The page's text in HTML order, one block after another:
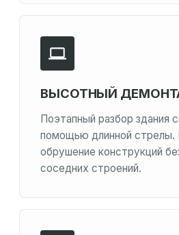
ВЫСОТНЫЙ
Поэтапный разбор здания
помощью длинной стрелы.
обрушение конструкций
соседних строений.